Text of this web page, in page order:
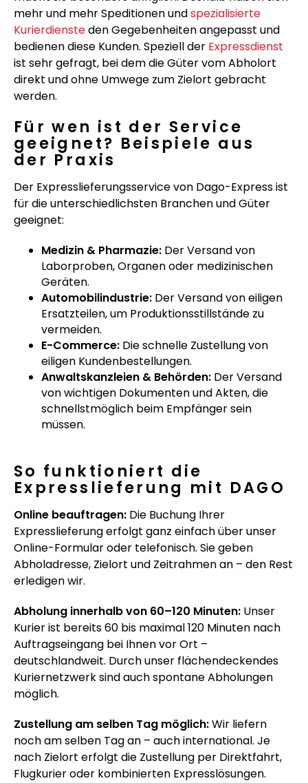
mehr und mehr Speditionen undspezialisierte
Kurierdiensteden Gegebenheiten angepasst und
bedienen diese Kunden. Speziell der Expressdienst
ist sehr gefragt, bei dem die Güter vom Abholort
direkt und ohne Umwege zum Zielort gebracht
werden.
Für wen ist der Service
geeignet? Beispiele aus
der Praxis
Der Expresslieferungsservice von Dago-Express ist
für die unterschiedlichsten Branchen und Güter
geeignet:
Medizin & Pharmazie: Der Versand von
Laborproben, Organen oder medizinischen
Geräten.
Automobilindustrie: Der Versand von eiligen
Ersatzteilen, um Produktionsstillstände zu
vermeiden.
E-Commerce: Die schnelle Zustellung von
eiligen Kundenbestellungen.
Anwaltskanzleien & Behörden: Der Versand
von wichtigen Dokumenten und Akten, die
schnellstmöglich beim Empfänger sein
müssen.
So funktioniert die
Expresslieferung mit DAGO
Online beauftragen: Die Buchung Ihrer
Expresslieferung erfolgt ganz einfach über unser
Online-Formular oder telefonisch. Sie geben
Abholadresse, Zielort und Zeitrahmen an – den Rest
erledigen wir.
Abholung innerhalb von 60–120 Minuten: Unser
Kurier ist bereits 60 bis maximal 120 Minuten nach
Auftragseingang bei Ihnen vor Ort –
deutschlandweit. Durch unser flächendeckendes
Kuriernetzwerk sind auch spontane Abholungen
möglich.
Zustellung am selben Tag möglich:Wir liefern
noch am selben Tag an – auch international. Je
nach Zielort erfolgt die Zustellung per Direktfahrt,
Flugkurier oder kombinierten Expresslösungen.